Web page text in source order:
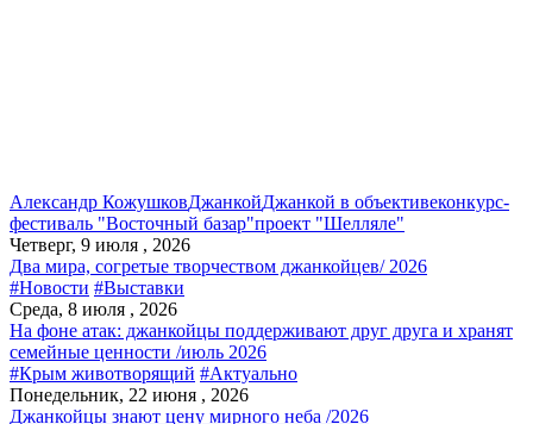
Александр КожушковДжанкойДжанкой в объективеконкурс-
фестиваль "Восточный базар"проект "Шелляле"
Четверг, 9 июля , 2026
Два мира, согретые творчеством джанкойцев/ 2026
#Новости #Выставки
Среда, 8 июля , 2026
На фоне атак: джанкойцы поддерживают друг друга и хранят
семейные ценности /июль 2026
#Крым животворящий #Актуально
Понедельник, 22 июня , 2026
Джанкойцы знают цену мирного неба /2026